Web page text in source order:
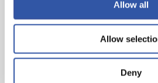
Allow all
Allow
Deny